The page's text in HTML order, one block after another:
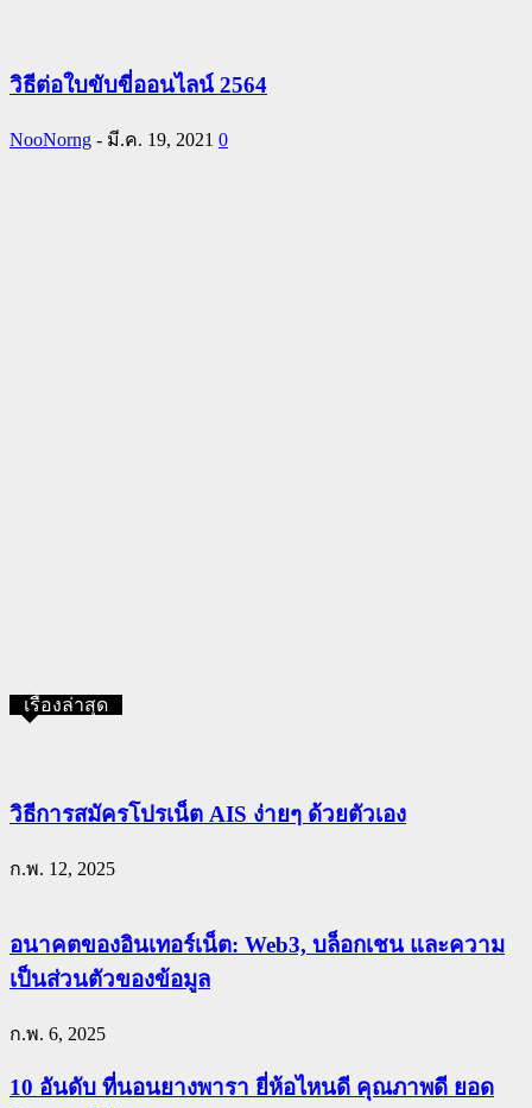
วิธีต่อใบขับขี่ออนไลน์ 2564
NooNorng - มี.ค. 19, 2021 0
เรื่องล่าสุด
วิธีการสมัครโปรเน็ต AIS ง่ายๆ ด้วยตัวเอง
ก.พ. 12, 2025
อนาคตของอินเทอร์เน็ต: Web3, บล็อกเชน และความ
เป็นส่วนตัวของข้อมูล
ก.พ. 6, 2025
10 อันดับ ที่นอนยางพารา ยี่ห้อไหนดี คุณภาพดี ยอด